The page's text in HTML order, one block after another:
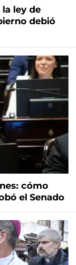
ley de
debió
cómo
el Senado